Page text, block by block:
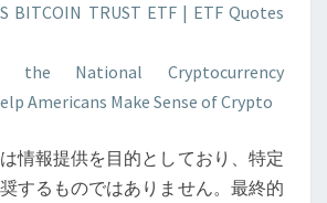
BITCOIN TRUST ETF | ETF Quotes
the National Cryptocurrency
Americans Make Sense of Crypto
情報提供を目的としており、特定
するものではありません。最終的